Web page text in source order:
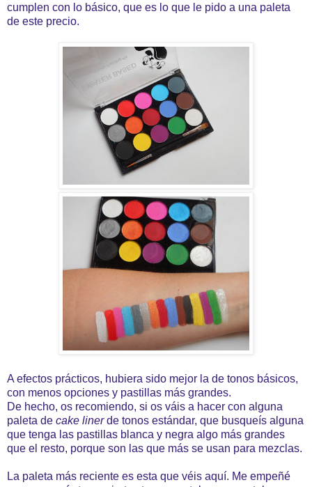
cumplen con lo básico, que es lo que le pido a una paleta
de este precio.
A efectos prácticos, hubiera sido mejor la de tonos básicos,
con menos opciones y pastillas más grandes.
De hecho, os recomiendo, si os váis a hacer con alguna
paleta de cake linerde tonos estándar, que busqueís alguna
que tenga las pastillas blanca y negra algo más grandes
que el resto, porque son las que más se usan para mezclas.
La paleta más reciente es esta que véis aquí. Me empeñé